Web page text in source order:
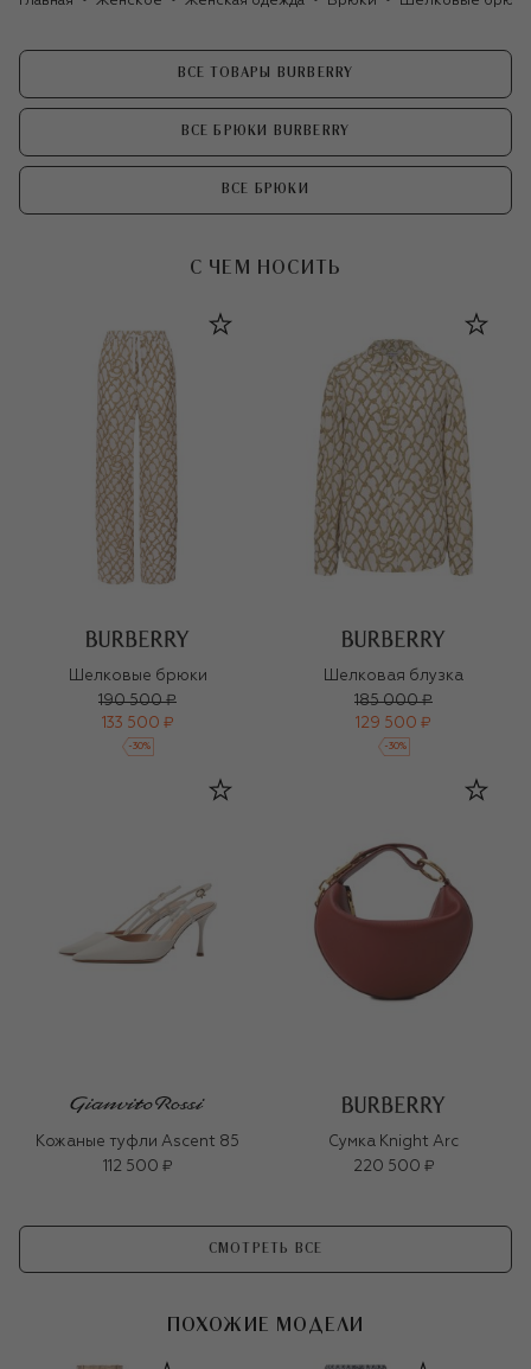
ВСЕ ТОВАРЫ BURBERRY
ВСЕ БРЮКИ BURBERRY
ВСЕ БРЮКИ
С ЧЕМ НОСИТЬ
Шелковые брюки
190 500 ₽
133 500 ₽
-30%
Шелковая блузка
185 000 ₽
129 500 ₽
-30%
Кожаные туфли Ascent 85
112 500 ₽
Сумка Knight Arc
220 500 ₽
СМОТРЕТЬ ВСЕ
ПОХОЖИЕ МОДЕЛИ